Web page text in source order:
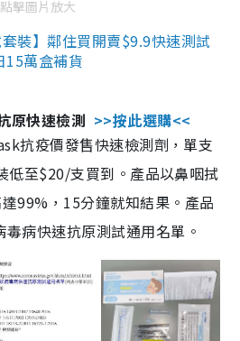
點擊圖片放大
裝】鄰住買開賣$9.9快速測試
15萬盒補貨
原快速檢測 >>按此選購<<
抗疫價發售快速檢測劑，單支
低至$20/支買到。產品以鼻咽拭
99%，15分鐘就知結果。產品
病快速抗原測試通用名單。